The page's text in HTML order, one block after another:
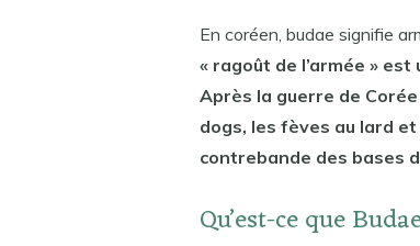
En coréen, budae signifie
« ragoût de l’armée »
Après la guerre de
dogs, les fèves au lard
contrebande des bases
Qu’est-ce que